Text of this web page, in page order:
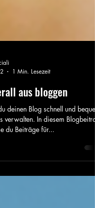
1 Min. Lesezeit
aus bloggen
deinen Blog schnell und
Beiträge für...